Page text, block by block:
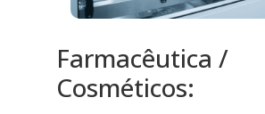
Farmacêutica /
Cosméticos: